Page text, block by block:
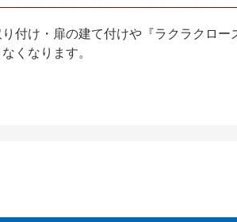
付け・扉の建て付けや『ラクラクロ
くなります。